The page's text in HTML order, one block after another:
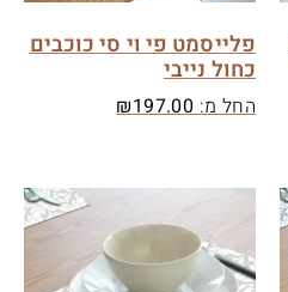
פלייסמט פי וי סי כוכבים
כחול נייבי
החל מ: ₪197.00